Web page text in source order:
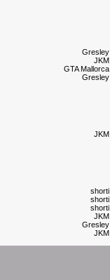
Gresley
JKM
GTA Mallorca
Gresley
JKM
shorti
shorti
shorti
JKM
Gresley
JKM